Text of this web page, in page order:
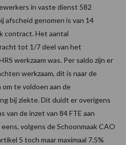
in vaste dienst 582
afscheid genomen is van 14
contract. Het aantal
tot 1/7 deel van het
werkzaam was. Per saldo zijn er
werkzaam, dit is naar de
om te voldoen aan de
bij ziekte. Dit duidt er overigens
van de inzet van 84 FTE aan
volgens de Schoonmaak CAO
5 toch maar maximaal 7.5%